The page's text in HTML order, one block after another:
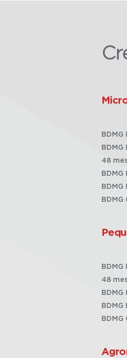
BDMG
48
BDMG
48
BDMG